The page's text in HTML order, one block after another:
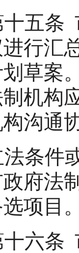
五条
行汇
草案
机构
沟通
件或
府法
项目
六条